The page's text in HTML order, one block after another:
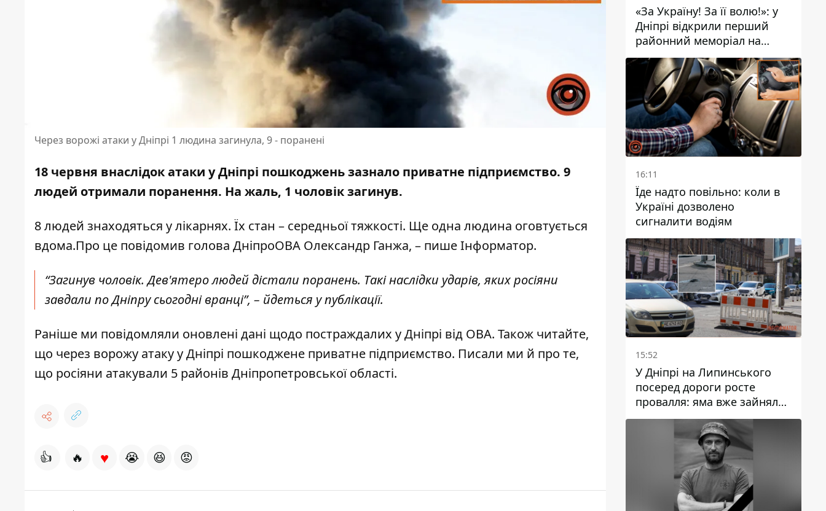
Через ворожі атаки у Дніпрі 1 людина загинула, 9 - поранені
18 червня внаслідок атаки у Дніпрі пошкоджень зазнало приватне підприємство. 9
людей отримали поранення. На жаль, 1 чоловік загинув.
8 людей знаходяться у лікарнях. Їх стан – середньої тяжкості. Ще одна людина оговтується
вдома.Про це повідомив голова ДніпроОВА Олександр Ганжа, – пише Інформатор.
“Загинув чоловік. Дев'ятеро людей дістали поранень. Такі наслідки ударів, яких росіяни
завдали по Дніпру сьогодні вранці”, – йдеться у публікації.
Раніше ми повідомляли оновлені дані щодо постраждалих у Дніпрі від ОВА. Також читайте,
що через ворожу атакуу Дніпрі пошкоджене приватне підприємство. Писали ми й про те,
що росіяни атакували 5 районів Дніпропетровської області.
👍 🔥 ♥ 😭 😆 😡
«За Україну! За її волю!»: у
Дніпрі відкрили перший
районний меморіал на
честь полеглих Захисників
16:11
Їде надто повільно: коли в
Україні дозволено
сигналити водіям
15:52
У Дніпрі на Липинського
посеред дороги росте
провалля: яма вже зайняла
смугу руху